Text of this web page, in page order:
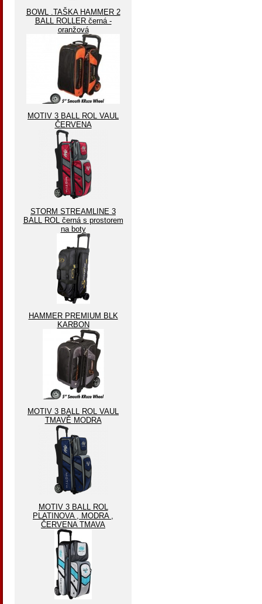
BOWL .TAŠKA HAMMER 2
BALL ROLLER černá -
oranžová
MOTIV 3 BALL ROL VAUL
ČERVENA
STORM STREAMLINE 3
BALL ROL černá s prostorem
na boty
HAMMER PREMIUM BLK
KARBON
MOTIV 3 BALL ROL VAUL
TMAVĚ MODRA
MOTIV 3 BALL ROL
PLATINOVA , MODRA ,
ČERVENA TMAVA